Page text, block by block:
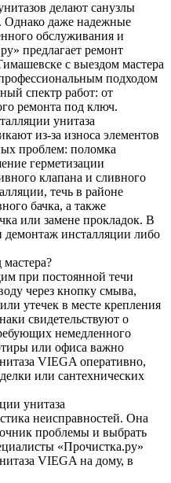
делают санузлы
Однако даже надежные
обслуживания и
предлагает ремонт
с выездом мастера
подходом
спектр работ: от
ремонта под ключ.
унитаза
из-за износа элементов
проблем: поломка
герметизации
клапана и сливного
течь в районе
бачка, а также
или замене прокладок. В
демонтаж инсталляции либо
при постоянной течи
через кнопку смыва,
утечек в месте крепления
свидетельствуют о
немедленного
или офиса важно
VIEGA оперативно,
или сантехнических
унитаза
неисправностей. Она
проблемы и выбрать
«Прочистка.ру»
VIEGA на дому, в